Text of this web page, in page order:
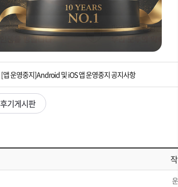
[제품 가격인하] 2018년 가격인하 안내
[제헌절]7월17일 제헌절 택배사 휴무안내
[앱 운영중지]Android 및 iOS 앱 운영중지 공지사항
[2026 노동절 휴무안내] 5월1일 노동절 휴무 안내
[2026신정 연휴] 1월2일 택배 정상발송예정
[2025추석 연휴] 10월2일~10월9일 휴무안내
후기게시판
작
운